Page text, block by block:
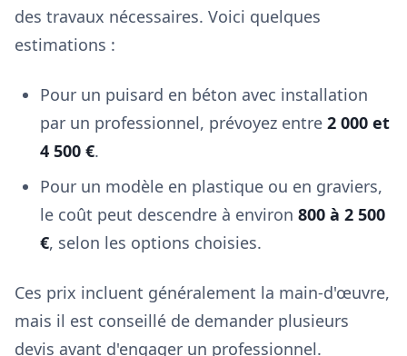
des travaux nécessaires. Voici quelques
estimations :
Pour un puisard en béton avec installation
par un professionnel, prévoyez entre 2 000 et
4 500 €.
Pour un modèle en plastique ou en graviers,
le coût peut descendre à environ 800 à 2 500
€, selon les options choisies.
Ces prix incluent généralement la main-d'œuvre,
mais il est conseillé de demander plusieurs
devis avant d'engager un professionnel.